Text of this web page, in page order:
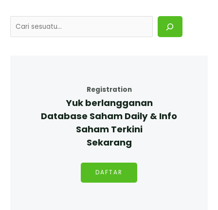
Registration
Yuk berlangganan
Database Saham Daily & Info
Saham Terkini
Sekarang
DAFTAR